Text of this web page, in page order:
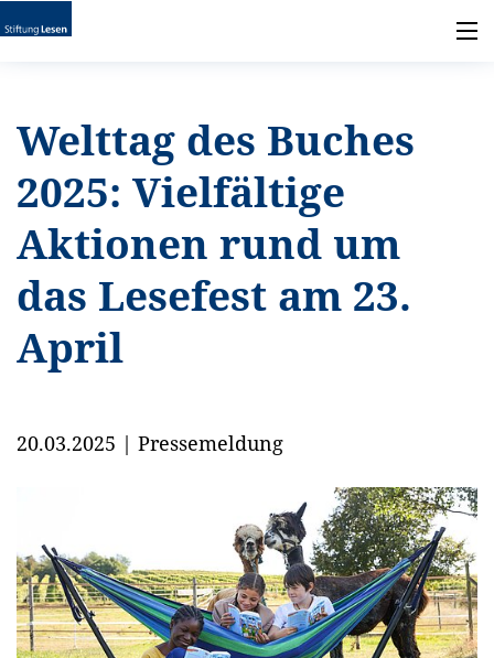
Welttag des Buches
2025: Vielfältige
Aktionen rund um
das Lesefest am 23.
April
20.03.2025 | Pressemeldung